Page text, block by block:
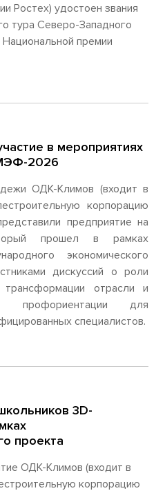
Ростех) удостоен звания
тура Северо-Западного
премии
в мероприятиях
2026
ОДК-Климов (входит в
корпорацию
предприятие на
прошел в рамках
экономического
дискуссий о роли
отрасли и
профориентации для
специалистов.
3D-
проекта
ОДК-Климов (входит в
корпорацию